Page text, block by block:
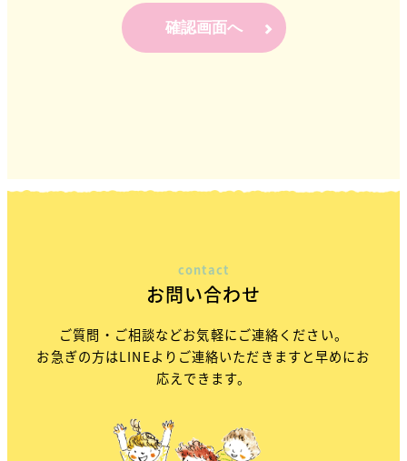
確認画面へ
contact
お問い合わせ
ご質問・ご相談などお気軽にご連絡ください。
お急ぎの方はLINEよりご連絡いただきますと早めにお
応えできます。